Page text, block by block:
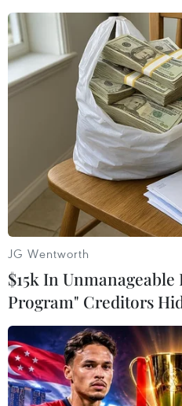
#Afghanistan #Taliban
#Đàm phán
Qatar
TIN LIÊN QUAN
JG Wentworth
$15k In
Program" Creditors